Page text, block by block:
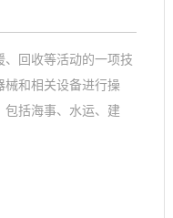
、回收等活动的一项技
械和相关设备进行操
包括海事、水运、建